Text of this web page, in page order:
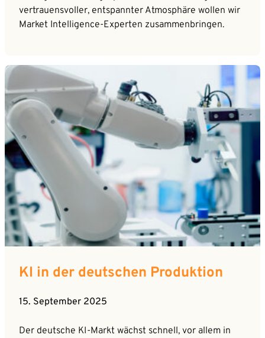
vertrauensvoller, entspannter Atmosphäre wollen wir
Market Intelligence-Experten zusammenbringen.
KI in der deutschen Produktion
15. September 2025
Der deutsche KI-Markt wächst schnell, vor allem in